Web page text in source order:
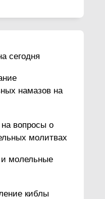
сегодня
намазов на
вопросы о
молитвах
молельные
киблы